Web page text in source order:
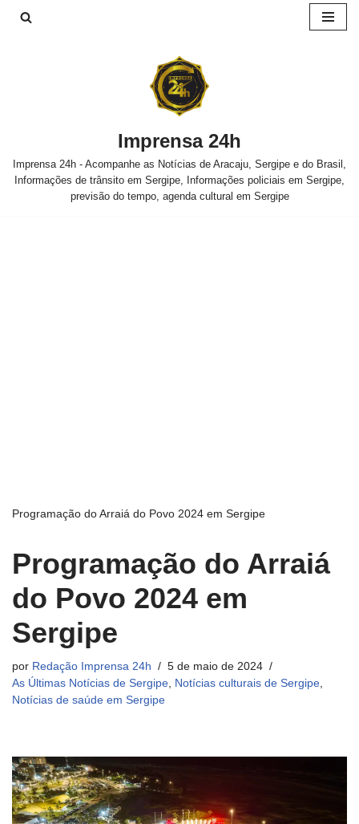
Imprensa 24h
Imprensa 24h - Acompanhe as Notícias de Aracaju, Sergipe e do Brasil,
Informações de trânsito em Sergipe, Informações policiais em Sergipe,
previsão do tempo, agenda cultural em Sergipe
Programação do Arraiá do Povo 2024 em Sergipe
Programação do Arraiá
do Povo 2024 em
Sergipe
por Redação Imprensa 24h
5 de maio de 2024
As Últimas Notícias de Sergipe, Notícias culturais de Sergipe,
Notícias de saúde em Sergipe